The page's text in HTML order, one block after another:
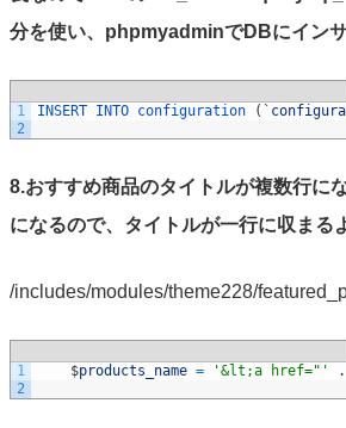
分を使い、phpmyadminでDBにインサ
1
2
INSERT INTO configuration ( `
8.おすすめ商品のタイトルが複数行に
になるので、タイトルが一行に収まる
/includes/modules/theme228/
1
2
$products_name = '&lt;a href="' .